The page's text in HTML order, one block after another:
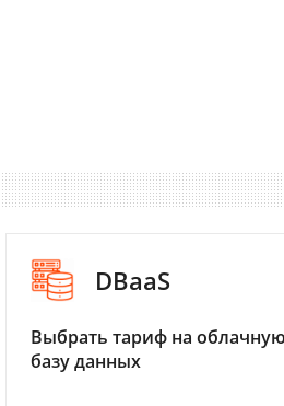
DBaaS
Выбрать тариф на
базу данных